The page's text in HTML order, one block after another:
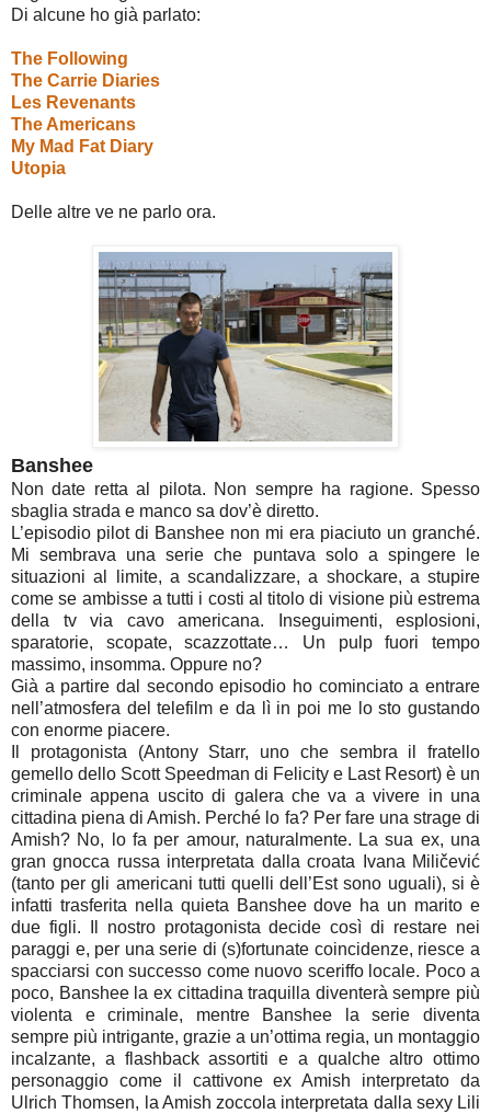
Di alcune ho già parlato:
The Following
The Carrie Diaries
Les Revenants
The Americans
My Mad Fat Diary
Utopia
Delle altre ve ne parlo ora.
Banshee
Non date retta al pilota. Non sempre ha ragione. Spesso
sbaglia strada e manco sa dov’è diretto.
L’episodio pilot di Banshee non mi era piaciuto un granché.
Mi sembrava una serie che puntava solo a spingere le
situazioni al limite, a scandalizzare, a shockare, a stupire
come se ambisse a tutti i costi al titolo di visione più estrema
della tv via cavo americana. Inseguimenti, esplosioni,
sparatorie, scopate, scazzottate… Un pulp fuori tempo
massimo, insomma. Oppure no?
Già a partire dal secondo episodio ho cominciato a entrare
nell’atmosfera del telefilm e da lì in poi me lo sto gustando
con enorme piacere.
Il protagonista (Antony Starr, uno che sembra il fratello
gemello dello Scott Speedman di Felicity e Last Resort) è un
criminale appena uscito di galera che va a vivere in una
cittadina piena di Amish. Perché lo fa? Per fare una strage di
Amish? No, lo fa per amour, naturalmente. La sua ex, una
gran gnocca russa interpretata dalla croata Ivana Miličević
(tanto per gli americani tutti quelli dell’Est sono uguali), si è
infatti trasferita nella quieta Banshee dove ha un marito e
due figli. Il nostro protagonista decide così di restare nei
paraggi e, per una serie di (s)fortunate coincidenze, riesce a
spacciarsi con successo come nuovo sceriffo locale. Poco a
poco, Banshee la ex cittadina traquilla diventerà sempre più
violenta e criminale, mentre Banshee la serie diventa
sempre più intrigante, grazie a un’ottima regia, un montaggio
incalzante, a flashback assortiti e a qualche altro ottimo
personaggio come il cattivone ex Amish interpretato da
Ulrich Thomsen, la Amish zoccola interpretata dalla sexy Lili